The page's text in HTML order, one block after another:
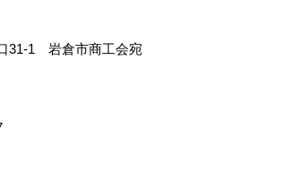
31-1 岩倉市商工会宛